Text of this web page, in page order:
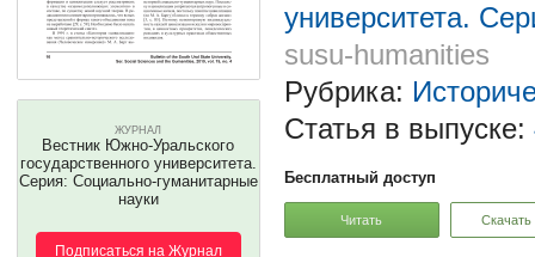
ЖУРНАЛ
Вестник Южно-Уральского
государственного университета.
Серия: Социально-гуманитарные
науки
Подписаться на Журнал
университета.
susu-humanities
Рубрика:
Статья в выпуске:
Бесплатный доступ
Читать Скачать